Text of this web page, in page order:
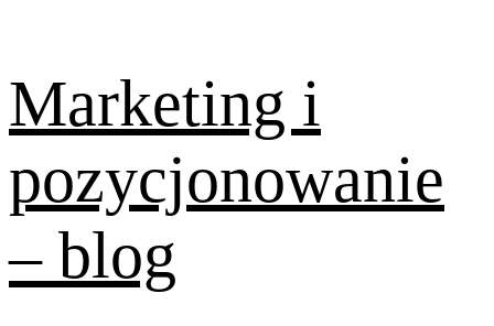
to
content
Marketing i
pozycjonowanie
– blog